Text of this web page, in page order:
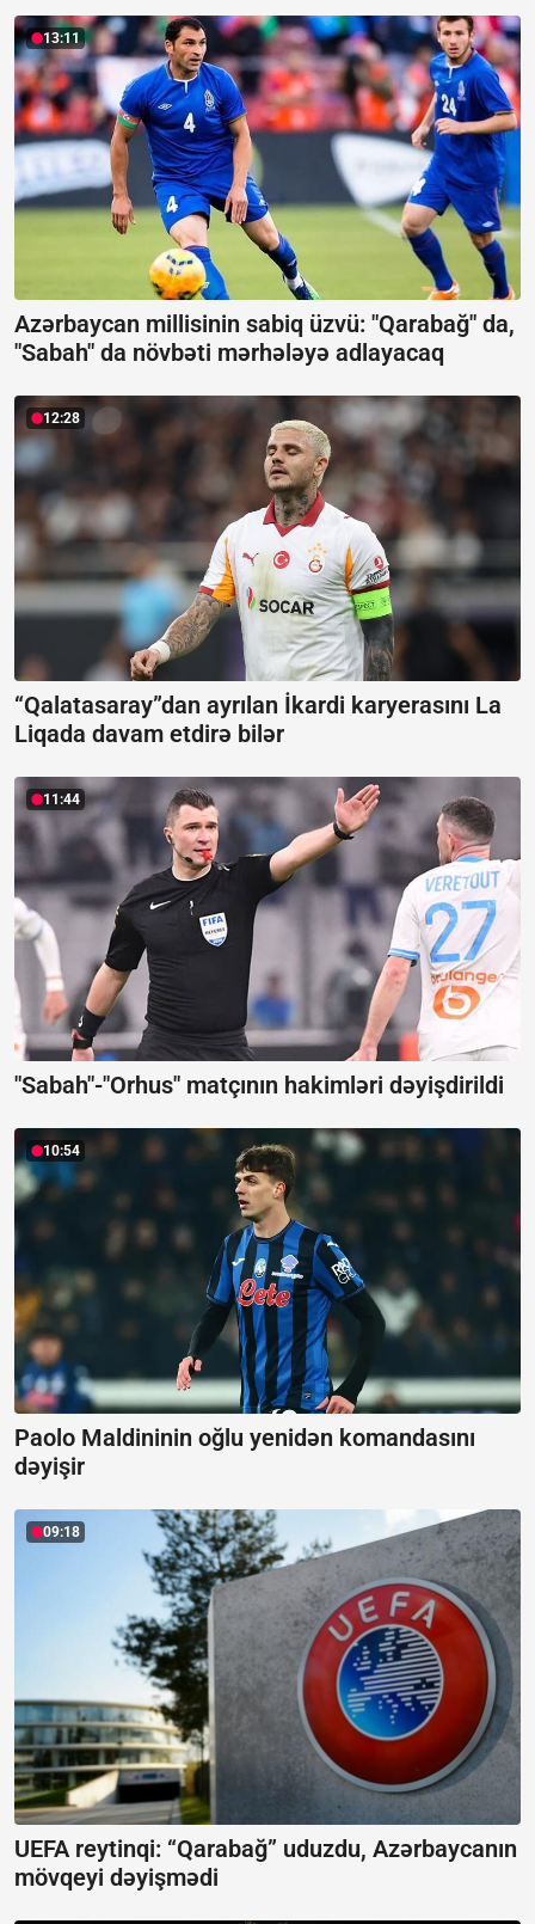
13:11
Azərbaycan millisinin sabiq üzvü: "Qarabağ" da,
"Sabah" da növbəti mərhələyə adlayacaq
12:28
“Qalatasaray”dan ayrılan İkardi karyerasını La
Liqada davam etdirə bilər
11:44
"Sabah"-"Orhus" matçının hakimləri dəyişdirildi
10:54
Paolo Maldininin oğlu yenidən komandasını
dəyişir
09:18
UEFA reytinqi: “Qarabağ” uduzdu, Azərbaycanın
mövqeyi dəyişmədi